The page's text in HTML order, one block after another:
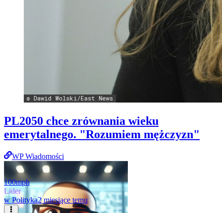
PL2050 chce zrównania wieku
emerytalnego. "Rozumiem mężczyzn"
WP Wiadomości
100mph
Lider
w Polityka2 miesiące temu